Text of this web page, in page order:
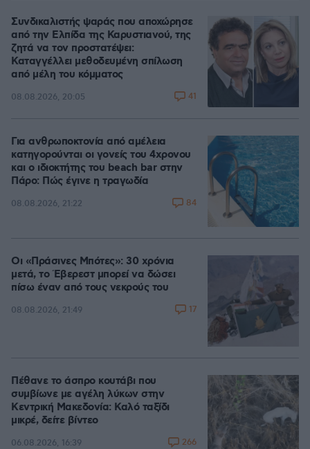
Συνδικαλιστής ψαράς που αποχώρησε
από την Ελπίδα της Καρυστιανού, της
ζητά να τον προστατέψει:
Καταγγέλλει μεθοδευμένη σπίλωση
από μέλη του κόμματος
08.08.2026, 20:05 41
Για ανθρωποκτονία από αμέλεια
κατηγορούνται οι γονείς του 4χρονου
και ο ιδιοκτήτης του beach bar στην
Πάρο: Πώς έγινε η τραγωδία
08.08.2026, 21:22 84
Οι «Πράσινες Μπότες»: 30 χρόνια
μετά, το Έβερεστ μπορεί να δώσει
πίσω έναν από τους νεκρούς του
08.08.2026, 21:49 17
Πέθανε το άσπρο κουτάβι που
συμβίωνε με αγέλη λύκων στην
Κεντρική Μακεδονία: Καλό ταξίδι
μικρέ, δείτε βίντεο
06.08.2026, 16:39 266